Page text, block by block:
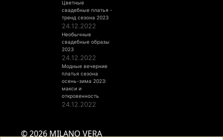
Цветные
свадебные платья -
тренд сезона 2023
24.12.2022
Необычные
свадебные образы
2023
24.12.2022
Модные вечерние
платья сезона
осень-зима 2023:
макси и
откровенность
24.12.2022
© 2026 MILANO VERA